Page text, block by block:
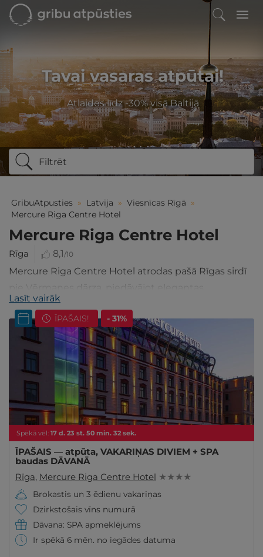
Tavai vasaras atpūtai!
Atlaides līdz -30% visā Baltijā
Filtrēt
GribuAtpusties » Latvija » Viesnīcas Rīgā »
Mercure Riga Centre Hotel
Mercure Riga Centre Hotel
Rīga 8,1/10
Mercure Riga Centre Hotel atrodas pašā Rīgas sirdī
nakšņošanas iespējas, restorānu un bāru.
Lasīt vairāk
Spēkā vēl: 17 d. 23 st. 50 min. 31sek.
ĪPAŠAIS! - 31%
ĪPAŠAIS — atpūta, VAKARIŅAS DIVIEM + SPA
baudas DĀVANĀ
Rīga, Mercure Riga Centre Hotel ★ ★ ★ ★
Brokastis un 3 ēdienu vakariņas
Dzirkstošais vīns numurā
Dāvana: SPA apmeklējums
Ir spēkā 6 mēn. no iegādes datuma